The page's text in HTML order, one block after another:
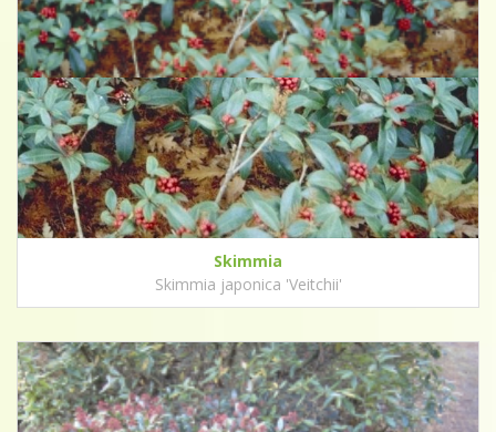
Skimmia
Skimmia japonica 'Veitchii'